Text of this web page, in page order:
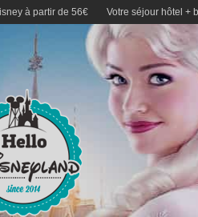
à partir de 56€ Votre séjour hôtel +